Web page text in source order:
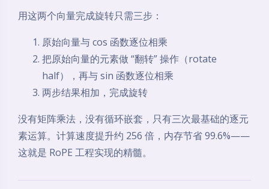
用这两个向量完成旋转只需三步：
原始向量与 cos 函数逐位相乘
把原始向量的元素做 “翻转” 操作（rotate
half），再与 sin 函数逐位相乘
两步结果相加，完成旋转
没有矩阵乘法，没有循环嵌套，只有三次最基础的逐元
素运算。计算速度提升约 256 倍，内存节省 99.6%——
这就是 RoPE 工程实现的精髓。